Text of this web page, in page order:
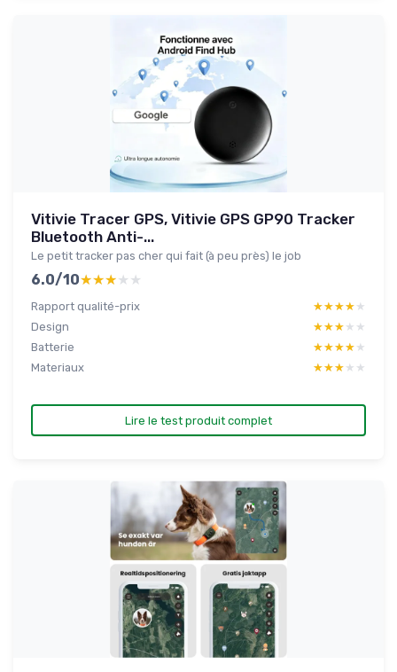
Vitivie Tracer GPS, Vitivie GPS GP90 Tracker
Bluetooth Anti-...
Le petit tracker pas cher qui fait (à peu près) le job
6.0/10★★★★★
★★★★★
Rapport qualité-prix ★★★★★
★★★★★
Design
★★★★★
★★★★★
Batterie
★★★★★
★★★★★
Materiaux
★★★★★
★★★★★
Lire le test produit complet